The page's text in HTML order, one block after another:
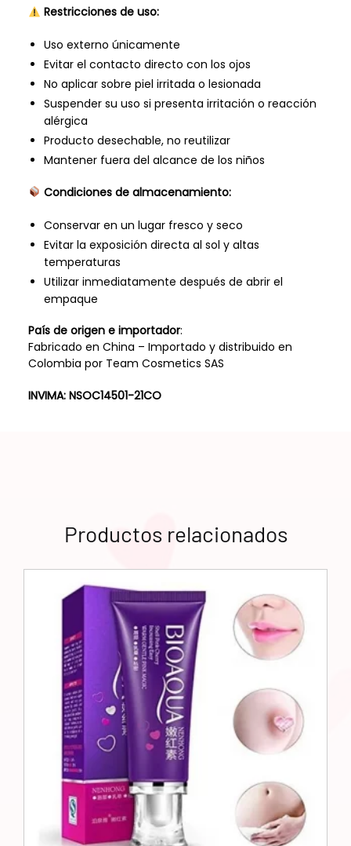
Restricciones de uso:
Uso externo únicamente
Evitar el contacto directo con los ojos
No aplicar sobre piel irritada o lesionada
Suspender su uso si presenta irritación o reacción
alérgica
Producto desechable, no reutilizar
Mantener fuera del alcance de los niños
Condiciones de almacenamiento:
Conservar en un lugar fresco y seco
Evitar la exposición directa al sol y altas
temperaturas
Utilizar inmediatamente después de abrir el
empaque
País de origen e importador:
Fabricado en China – Importado y distribuido en
Colombia por Team Cosmetics SAS
INVIMA: NSOC14501-21CO
Productos relacionados